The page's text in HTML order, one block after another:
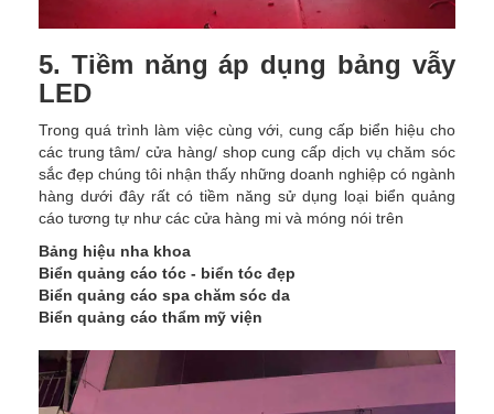
5. Tiềm năng áp dụng bảng vẫy
LED
Trong quá trình làm việc cùng với, cung cấp biển hiệu cho
các trung tâm/ cửa hàng/ shop cung cấp dịch vụ chăm sóc
sắc đẹp chúng tôi nhận thấy những doanh nghiệp có ngành
hàng dưới đây rất có tiềm năng sử dụng loại biển quảng
cáo tương tự như các cửa hàng mi và móng nói trên
Bảng hiệu nha khoa
Biển quảng cáo tóc - biển tóc đẹp
Biển quảng cáo spa chăm sóc da
Biển quảng cáo thẩm mỹ viện